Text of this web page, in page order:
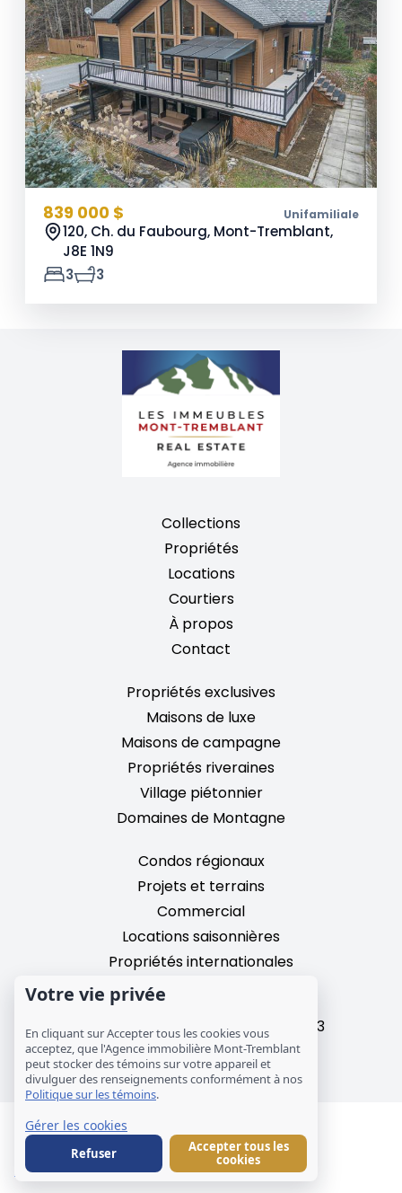
839 000 $ Unifamiliale
120, Ch. du Faubourg, Mont-Tremblant,
J8E 1N9
3
3
Collections
Propriétés
Locations
Courtiers
À propos
Contact
Propriétés exclusives
Maisons de luxe
Maisons de campagne
Propriétés riveraines
Village piétonnier
Domaines de Montagne
Condos régionaux
Projets et terrains
Commercial
Locations saisonnières
Propriétés internationales
2195, chemin du Village,
Mont-Tremblant, Quebec, J8E 3M3
T: 1 (819) 425-9324
info@mtre.ca
© Les Immeubles Mont-Tremblant - Société
immobilière MCM inc.
Avis légal
Témoins
Votre vie privée
En cliquant sur Accepter tous les cookies vous
acceptez, que l'Agence immobilière Mont-Tremblant
peut stocker des témoins sur votre appareil et
divulguer des renseignements conformément à nos
Politique sur les témoins.
Gérer les cookies
Refuser
Accepter tous les
cookies